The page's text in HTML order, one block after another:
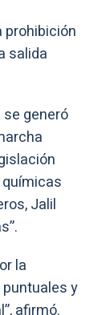
prohibición
salida
generó
Jalil
la
y